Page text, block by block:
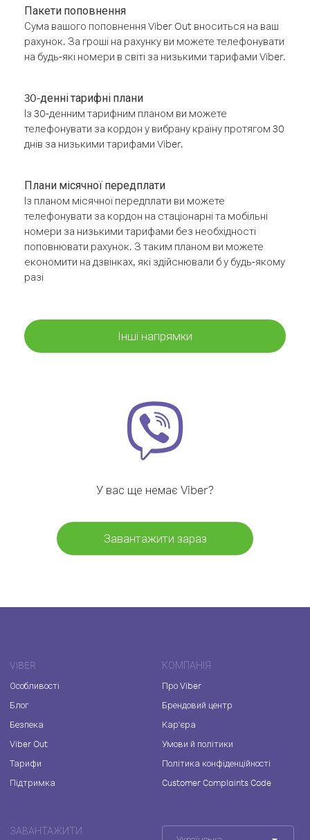
Пакети поповнення
Сума вашого поповнення Viber Out вноситься на ваш
рахунок. За гроші на рахунку ви можете телефонувати
на будь-які номери в світі за низькими тарифами Viber.
30-денні тарифні плани
Із 30-денним тарифним планом ви можете
телефонувати за кордон у вибрану країну протягом 30
днів за низькими тарифами Viber.
Плани місячної передплати
Із планом місячної передплати ви можете
телефонувати за кордон на стаціонарні та мобільні
номери за низькими тарифами без необхідності
поповнювати рахунок. З таким планом ви можете
економити на дзвінках, які здійснювали б у будь-якому
разі
Інші напрямки
У вас ще немає Viber?
Завантажити зараз
VIBER
Особливості
Блог
Безпека
Viber Out
Тарифи
Підтримка
КОМПАНІЯ
Про Viber
Брендовий центр
Кар'єра
Умови й політики
Політика конфіденційності
Customer Complaints Code
ЗАВАНТАЖИТИ